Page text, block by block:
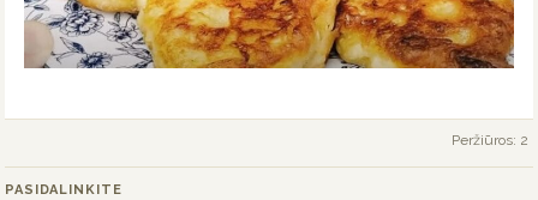
Peržiūros: 2
PASIDALINKITE